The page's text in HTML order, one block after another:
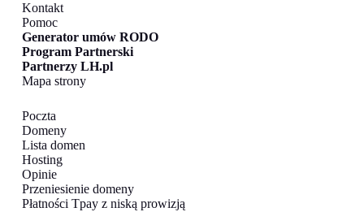
Kontakt
Pomoc
Generator umów RODO
Program Partnerski
Partnerzy LH.pl
Mapa strony
Poczta
Domeny
Lista domen
Hosting
Opinie
Przeniesienie domeny
Płatności Tpay z niską prowizją